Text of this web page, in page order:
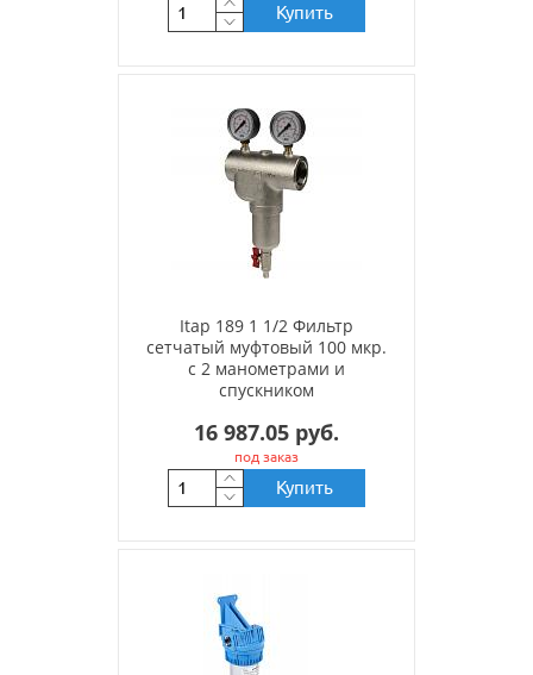
Купить
Itap 189 1 1/2 Фильтр
сетчатый муфтовый 100 мкр.
с 2 манометрами и
спускником
16 987.05 руб.
под заказ
Купить